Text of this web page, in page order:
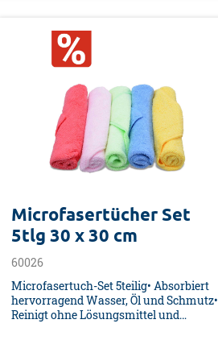
Microfasertücher Set
5tlg 30 x 30 cm
60026
Microfasertuch-Set 5teilig• Absorbiert
hervorragend Wasser, Öl und Schmutz•
Reinigt ohne Lösungsmittel und